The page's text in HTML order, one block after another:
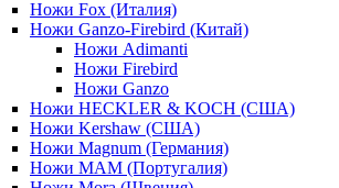
Ножи Fox (Италия)
Ножи Ganzo-Firebird (Китай)
Ножи Adimanti
Ножи Firebird
Ножи Ganzo
Ножи HECKLER & KOCH (США)
Ножи Kershaw (США)
Ножи Magnum (Германия)
Ножи MAM (Португалия)